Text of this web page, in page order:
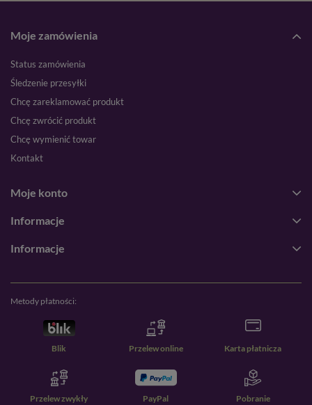
Moje zamówienia
Status zamówienia
Śledzenie przesyłki
Chcę zareklamować produkt
Chcę zwrócić produkt
Chcę wymienić towar
Kontakt
Moje konto
Informacje
Informacje
Metody płatności:
Blik Przelew online Karta płatnicza
Przelew zwykły PayPal Pobranie